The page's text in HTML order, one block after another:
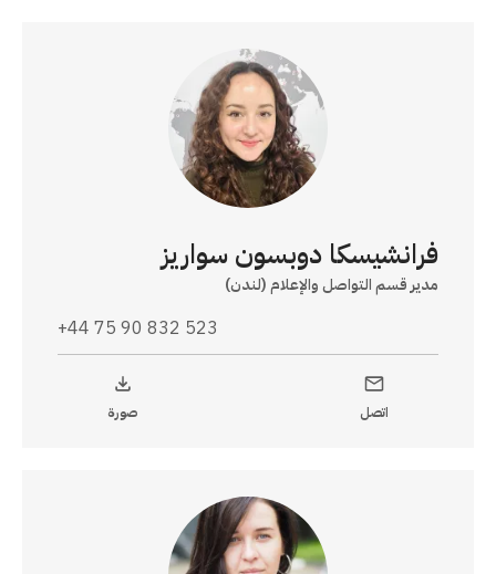
فرانشيسكا دوبسون سواريز
مدير قسم التواصل والإعلام (لندن)
+44 75 90 832 523
اتصل صورة